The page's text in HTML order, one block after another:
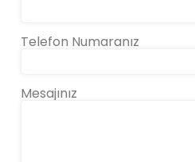
Telefon Numaranız
Mesajınız